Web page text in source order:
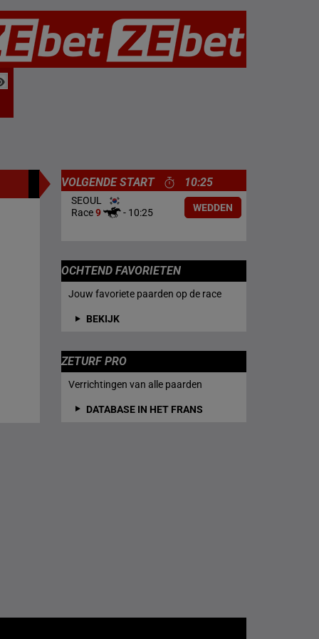
VOLGENDE START 10:25
SEOUL
Race9 - 10:25 WEDDEN
OCHTEND FAVORIETEN
Jouw favoriete paarden op de race
BEKIJK
ZETURF PRO
Verrichtingen van alle paarden
DATABASE IN HET FRANS